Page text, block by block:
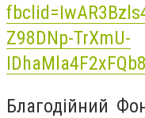
Z98DNp-TrXmU-
Благодійний